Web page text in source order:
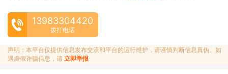
13983304420
拨打电话
声明：本平台仅提供信息发布交流和平台的运行维护，请谨慎判断信息真伪。如
遇虚假诈骗信息，请 立即举报